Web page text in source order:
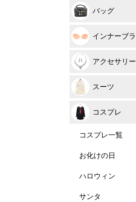
バッグ
インナーブラ
アクセサリー
スーツ
コスプレ
コスプレ一覧
お化けの日
ハロウィン
サンタ